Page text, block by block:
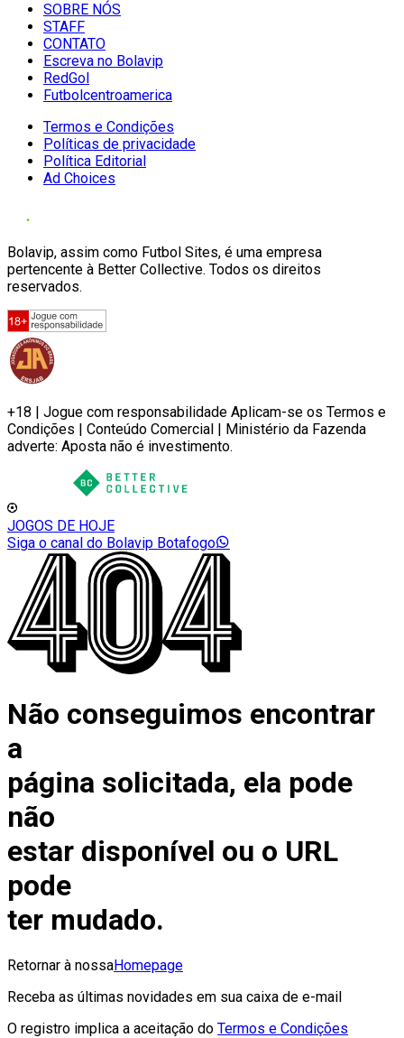
SOBRE NÓS
STAFF
CONTATO
Escreva no Bolavip
RedGol
Futbolcentroamerica
Termos e Condições
Políticas de privacidade
Política Editorial
Ad Choices
Bolavip, assim como Futbol Sites, é uma empresa
pertencente à Better Collective. Todos os direitos
reservados.
+18 | Jogue com responsabilidade Aplicam-se os Termos e
Condições | Conteúdo Comercial | Ministério da Fazenda
adverte: Aposta não é investimento.
JOGOS DE HOJE
Siga o canal do Bolavip Botafogo
Não conseguimos encontrar
a
página solicitada, ela pode
não
estar disponível ou o URL
pode
ter mudado.
Retornar à nossaHomepage
Receba as últimas novidades em sua caixa de e-mail
O registro implica a aceitação do Termos e Condições